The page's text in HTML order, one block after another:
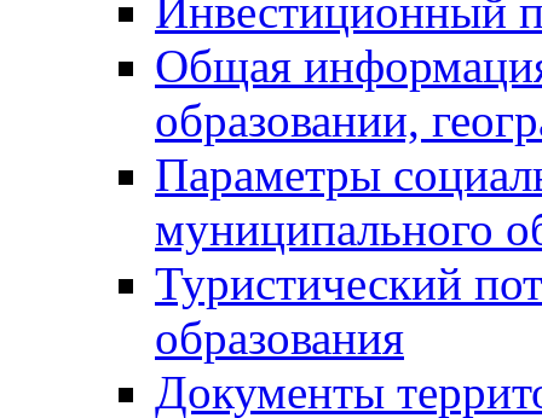
Инвестиционный
Общая
образовании,
Параметры
муниципального
Туристический
образования
Документы